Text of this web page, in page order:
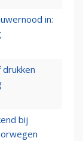
in:
bij